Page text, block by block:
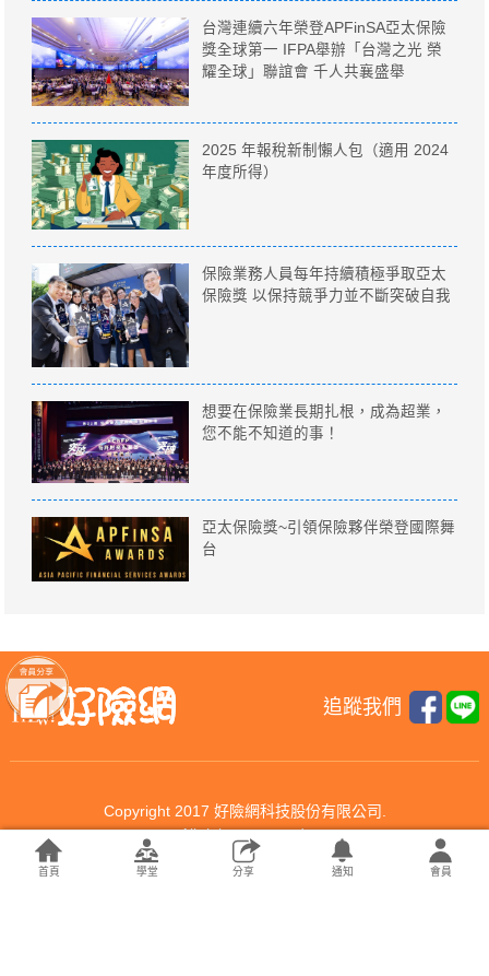
台灣連續六年榮登APFinSA亞太保險
獎全球第一 IFPA舉辦「台灣之光 榮
耀全球」聯誼會 千人共襄盛舉
2025 年報稅新制懶人包（適用 2024
年度所得）
保險業務人員每年持續積極爭取亞太
保險獎 以保持競爭力並不斷突破自我
想要在保險業長期扎根，成為超業，
您不能不知道的事！
亞太保險獎~引領保險夥伴榮登國際舞
台
追蹤我們
Copyright 2017 好險網科技股份有限公司.
All rights reserved.